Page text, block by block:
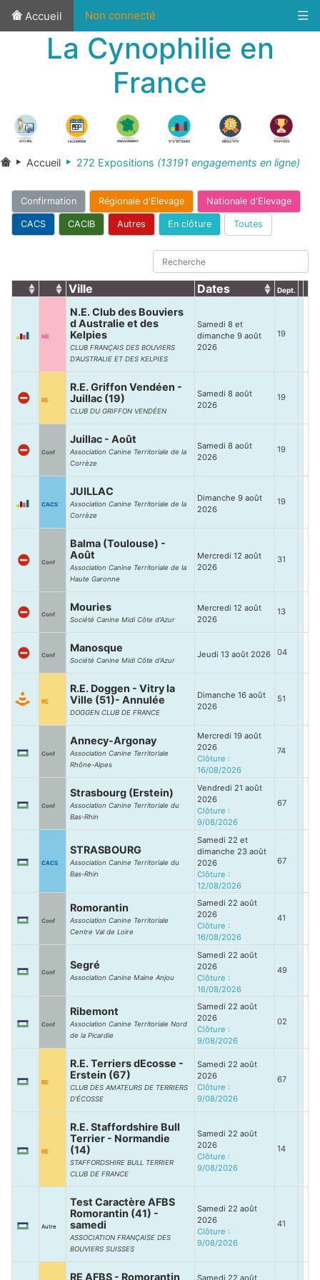
Accueil Non connecté
La Cynophilie en
France
Accueil 272 Expositions (13191 engagements en ligne)
Confirmation Régionale d'Elevage Nationale d'Elevage
CACS CACIB Autres En clôture Toutes
Ville Dates Dept.
NE
N.E. Club des Bouviers
d Australie et des
Kelpies
CLUB FRANÇAIS DES BOUVIERS
D'AUSTRALIE ET DES KELPIES
Samedi 8 et
dimanche 9 août
2026
19
RE
R.E. Griffon Vendéen -
Juillac (19)
CLUB DU GRIFFON VENDÉEN
Samedi 8 août
2026
19
Conf
Juillac - Août
Association Canine Territoriale de la
Corrèze
Samedi 8 août
2026
19
CACS
JUILLAC
Association Canine Territoriale de la
Corrèze
Dimanche 9 août
2026
19
Conf
Balma (Toulouse) -
Août
Association Canine Territoriale de la
Haute Garonne
Mercredi 12 août
2026
31
Conf
Mouries
Société Canine Midi Côte d'Azur
Mercredi 12 août
2026
13
Conf
Manosque
Société Canine Midi Côte d'Azur
Jeudi 13 août 2026 04
RE
R.E. Doggen - Vitry la
Ville (51)- Annulée
DOGGEN CLUB DE FRANCE
Dimanche 16 août
2026
51
Conf
Annecy-Argonay
Association Canine Territoriale
Rhône-Alpes
Mercredi 19 août
2026
Clôture :
16/08/2026
74
Conf
Strasbourg (Erstein)
Association Canine Territoriale du
Bas-Rhin
Vendredi 21 août
2026
Clôture :
9/08/2026
67
CACS
STRASBOURG
Association Canine Territoriale du
Bas-Rhin
Samedi 22 et
dimanche 23 août
2026
Clôture :
12/08/2026
67
Conf
Romorantin
Association Canine Territoriale
Centre Val de Loire
Samedi 22 août
2026
Clôture :
16/08/2026
41
Conf
Segré
Association Canine Maine Anjou
Samedi 22 août
2026
Clôture :
16/08/2026
49
Conf
Ribemont
Association Canine Territoriale Nord
de la Picardie
Samedi 22 août
2026
Clôture :
9/08/2026
02
RE
R.E. Terriers dEcosse -
Erstein (67)
CLUB DES AMATEURS DE TERRIERS
D’ÉCOSSE
Samedi 22 août
2026
Clôture :
9/08/2026
67
RE
R.E. Staffordshire Bull
Terrier - Normandie
(14)
STAFFORDSHIRE BULL TERRIER
CLUB DE FRANCE
Samedi 22 août
2026
Clôture :
9/08/2026
14
Autre
Test Caractère AFBS
Romorantin (41) -
samedi
ASSOCIATION FRANÇAISE DES
BOUVIERS SUISSES
Samedi 22 août
2026
Clôture :
9/08/2026
41
RE AFBS - Romorantin Samedi 22 août